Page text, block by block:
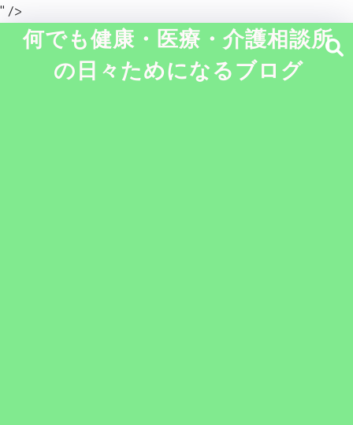
" />
何でも健康・医療・介護相談所
の日々ためになるブログ